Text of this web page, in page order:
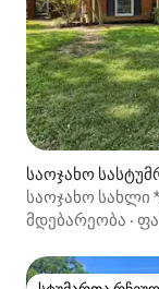
საოჯახო
საოჯახო სახლი
ცხოველების
მდებარეობა ·